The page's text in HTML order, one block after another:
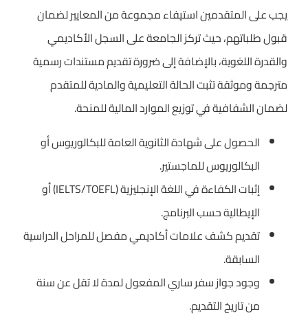
يجب على المتقدمين استيفاء مجموعة من المعايير لضمان
قبول طلباتهم، حيث تركز الجامعة على السجل الأكاديمي
والقدرة اللغوية، بالإضافة إلى ضرورة تقديم مستندات رسمية
مترجمة وموثقة تثبت الحالة التعليمية والمادية للمتقدم
لضمان الشفافية في توزيع الموارد المالية للمنحة.
الحصول على شهادة الثانوية العامة للبكالوريوس أو
البكالوريوس للماجستير.
إثبات الكفاءة في اللغة الإنجليزية (IELTS/TOEFL) أو
الإيطالية حسب البرنامج.
تقديم كشف علامات أكاديمي مفصل للمراحل الدراسية
السابقة.
وجود جواز سفر ساري المفعول لمدة لا تقل عن سنة
من تاريخ التقديم.